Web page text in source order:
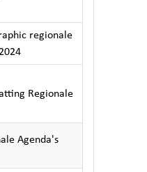
regionale
Regionale
Agenda's